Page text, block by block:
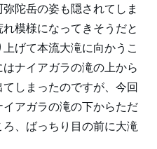
陀岳の姿も隠されてしま
模様になってきそうだと
げて本流大滝に向かうこ
ナイアガラの滝の上から
しまったのですが、今回
アガラの滝の下からただ
、ばっちり目の前に大滝